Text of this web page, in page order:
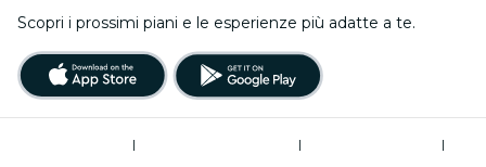
Scopri i prossimi piani e le esperienze più adatte a te.
| |
|